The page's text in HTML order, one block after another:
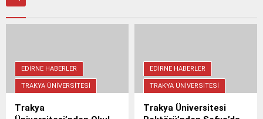
EDIRNE HABERLER
TRAKYA ÜNIVERSITESI
Trakya
EDIRNE HABERLER
TRAKYA ÜNIVERSITESI
Trakya Üniversitesi